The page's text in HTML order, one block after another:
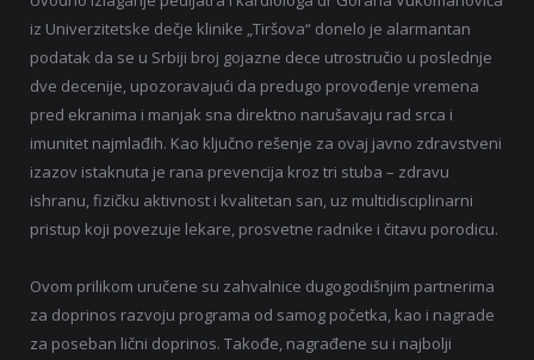
iz Univerzitetske dečje klinike „Tiršova“ donelo je alarmantan
podatak da se u Srbiji broj gojazne dece utrostručio u poslednje
dve decenije, upozoravajući da predugo provođenje vremena
pred ekranima i manjak sna direktno narušavaju rad srca i
imunitet najmlađih. Kao ključno rešenje za ovaj javno zdravstveni
izazov istaknuta je rana prevencija kroz tri stuba – zdravu
ishranu, fizičku aktivnost i kvalitetan san, uz multidisciplinarni
pristup koji povezuje lekare, prosvetne radnike i čitavu porodicu.
Ovom prilikom uručene su zahvalnice dugogodišnjim partnerima
za doprinos razvoju programa od samog početka, kao i nagrade
za poseban lični doprinos. Takođe, nagrađene su i najbolji